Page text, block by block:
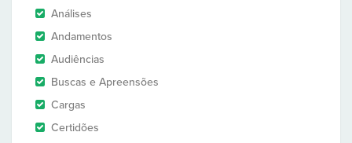
Análises
Andamentos
Audiências
Buscas e Apreensões
Cargas
Certidões